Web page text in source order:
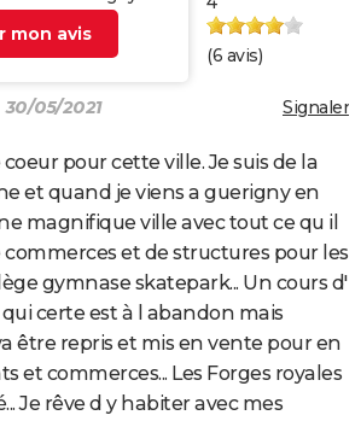
mon avis
(6 avis)
Signaler
30/05/2021
pour cette ville. Je suis de la
et quand je viens a guerigny en
magnifique ville avec tout ce qu il
et de structures pour les
gymnase skatepark... Un cours d'
certe est à l abandon mais
être repris et mis en vente pour en
et commerces... Les Forges royales
Je rêve d y habiter avec mes